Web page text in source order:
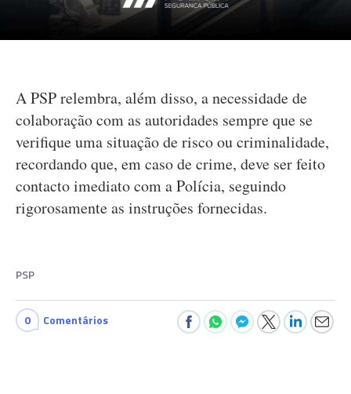
A PSP relembra, além disso, a necessidade de
colaboração com as autoridades sempre que se
verifique uma situação de risco ou criminalidade,
recordando que, em caso de crime, deve ser feito
contacto imediato com a Polícia, seguindo
rigorosamente as instruções fornecidas.
PSP
0 Comentários